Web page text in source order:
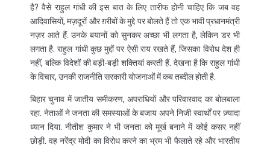
है? वैसे राहुल गांधी की इस बात के लिए तारीफ होनी चाहिए कि जब वह
आदिवासियों, मज़दूरों और ग़रीबों के मुद्दे पर बोलते हैं तो एक भावी प्रधानमंत्री
नज़र आते हैं. उनके बयानों को सुनकर अच्छा भी लगता है, लेकिन डर भी
लगता है. राहुल गांधी कुछ मुद्दों पर ऐसी राय रखते हैं, जिसका विरोध देश ही
नहीं, बल्कि विदेशों की बड़ी-बड़ी शक्तियां करती हैं. देखना है कि राहुल गांधी
के विचार, उनकी राजनीति सरकारी योजनाओं में कब तब्दील होती है.
बिहार चुनाव में जातीय समीकरण, अपराधियों और परिवारवाद का बोलबाला
रहा. नेताओं ने जनता की समस्याओं के बजाय अपने निजी स्वार्थों पर ज़्यादा
ध्यान दिया. नीतीश कुमार ने भी जनता को मूर्ख बनाने में कोई कसर नहीं
छोड़ी. वह नरेंद्र मोदी का विरोध करने का भ्रम भी फैलाते रहे और भारतीय